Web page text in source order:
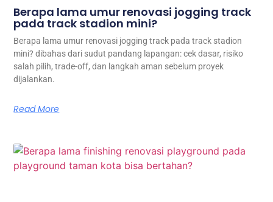
Berapa lama umur renovasi jogging track
pada track stadion mini?
Berapa lama umur renovasi jogging track pada track stadion
mini? dibahas dari sudut pandang lapangan: cek dasar, risiko
salah pilih, trade-off, dan langkah aman sebelum proyek
dijalankan.
Read More